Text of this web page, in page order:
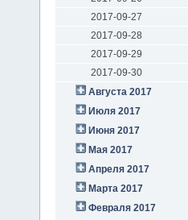
2017-09-27
2017-09-28
2017-09-29
2017-09-30
Августа 2017
Июля 2017
Июня 2017
Мая 2017
Апреля 2017
Марта 2017
Февраля 2017